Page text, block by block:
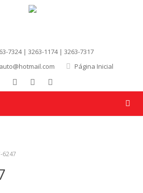
7324 | 3263-1174 | 3263-7317
Página Inicial
6247